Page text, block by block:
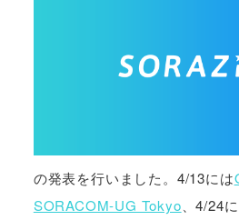
の発表を行いました。4/13には
SORACOM-UG Tokyo 、4/24